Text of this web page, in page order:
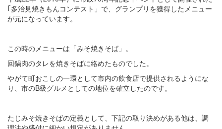
｢多治見焼きもんコンテスト」で、グランプリを獲得したメニュー
が元になっています。
この時のメニューは「みそ焼きそば」。
回鍋肉のタレを焼きそばに絡めたものでした。
やがて町おこしの一環として市内の飲食店で提供されるようにな
り、市のB級グルメとしての地位を確立したのです。
たじみそ焼きそばの定義として、下記の取り決めがある他は、調